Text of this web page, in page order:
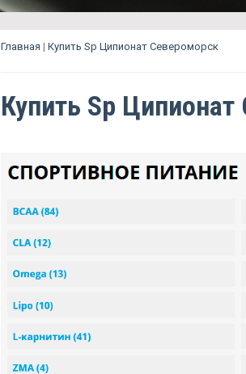
Главная | Купить Sp Ципионат Североморск
Купить Sp